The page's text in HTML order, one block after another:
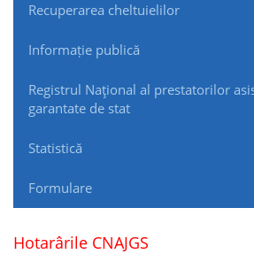
Recuperarea cheltuielilor
Informație publică
Registrul Naţional al prestatorilor
garantate de stat
Statistică
Formulare
Hotarârile CNAJGS